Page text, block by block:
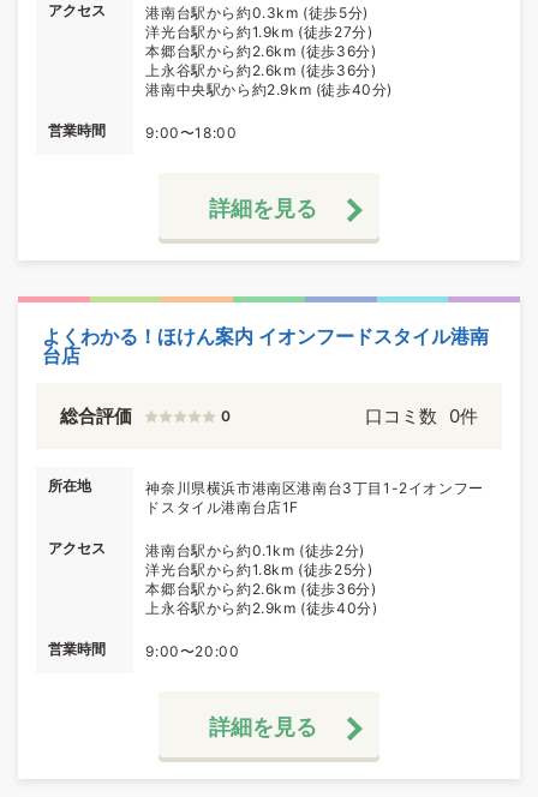
アクセス
港南台駅から約0.3km (徒歩5分)
洋光台駅から約1.9km (徒歩27分)
本郷台駅から約2.6km (徒歩36分)
上永谷駅から約2.6km (徒歩36分)
港南中央駅から約2.9km (徒歩40分)
営業時間 9:00〜18:00
詳細を見る
よくわかる！ほけん案内 イオンフードスタイル港南
台店
総合評価 0 口コミ数 0件
所在地
神奈川県横浜市港南区港南台3丁目1-2イオンフー
ドスタイル港南台店1F
アクセス
港南台駅から約0.1km (徒歩2分)
洋光台駅から約1.8km (徒歩25分)
本郷台駅から約2.6km (徒歩36分)
上永谷駅から約2.9km (徒歩40分)
営業時間 9:00〜20:00
詳細を見る